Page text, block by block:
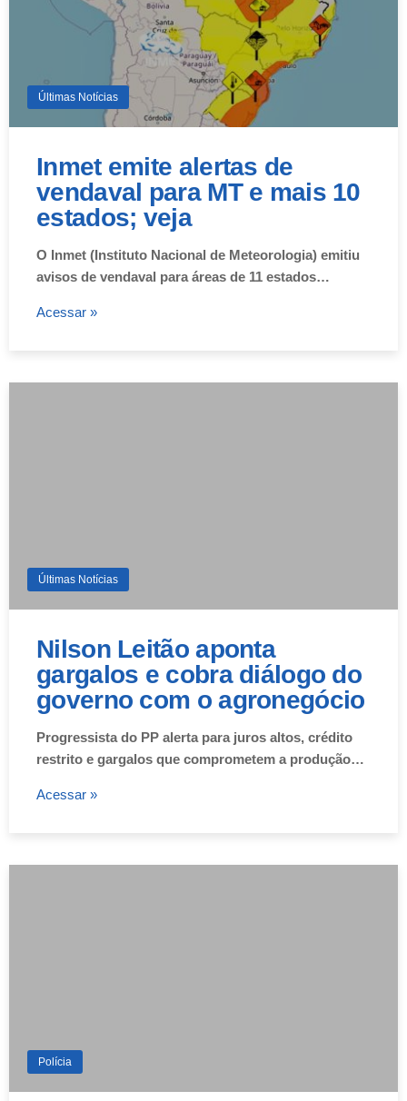
Últimas Notícias
Inmet emite alertas de
vendaval para MT e mais 10
estados; veja
O Inmet (Instituto Nacional de Meteorologia) emitiu
avisos de vendaval para áreas de 11 estados…
Acessar »
Últimas Notícias
Nilson Leitão aponta
gargalos e cobra diálogo do
governo com o agronegócio
Progressista do PP alerta para juros altos, crédito
restrito e gargalos que comprometem a produção…
Acessar »
Polícia